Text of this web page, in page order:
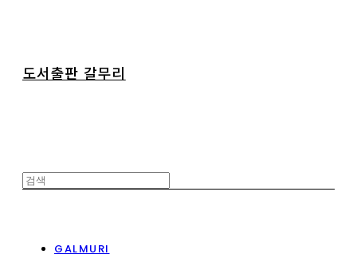
도서출판 갈무리
GALMURI